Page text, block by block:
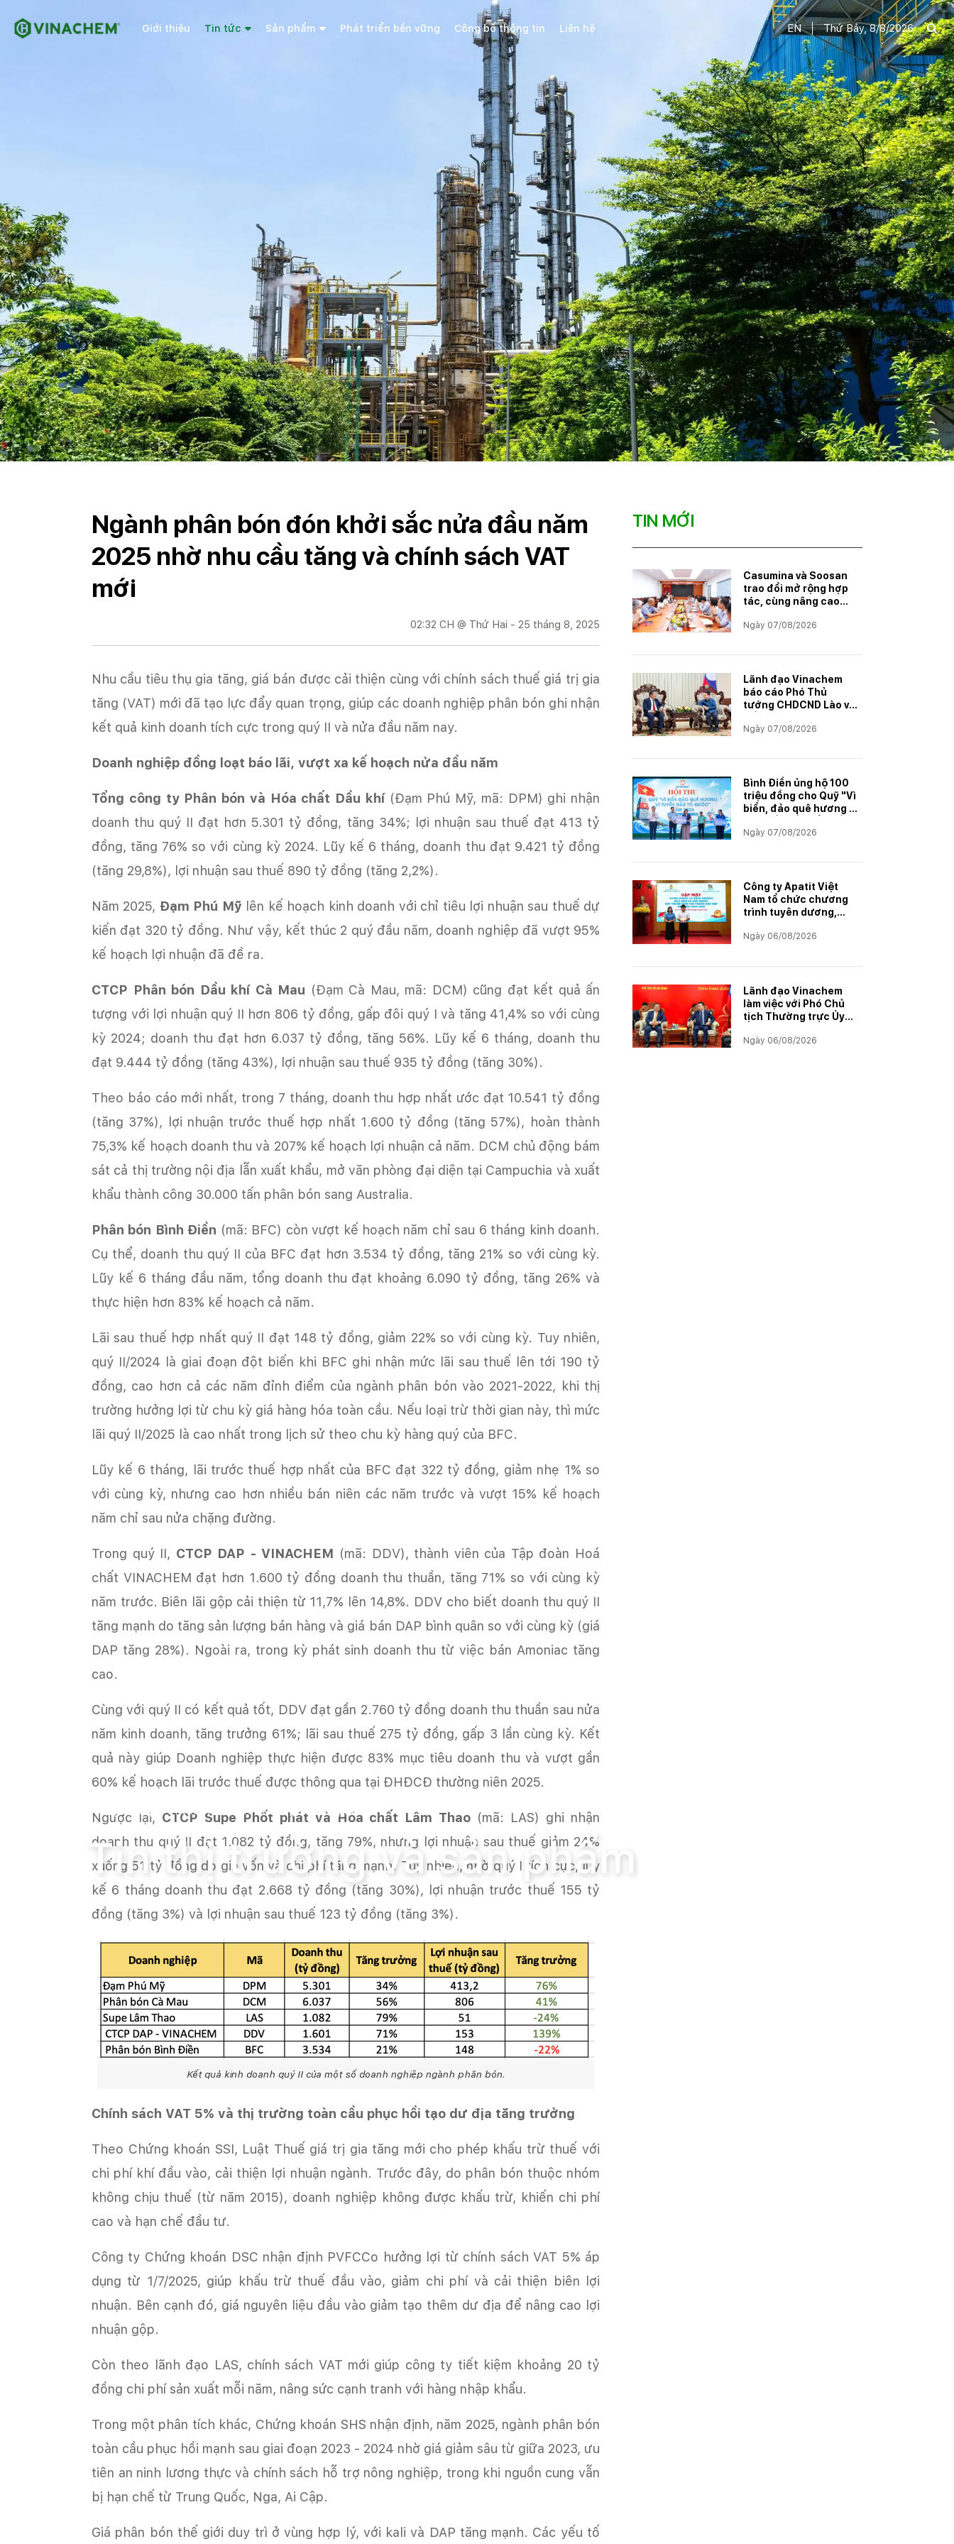
Giới thiệu Tin tức Sản phẩm Phát triển bền vững Công bố thông tin Liên hệ EN Thứ Bảy, 8/8/2026
Trang chủ Tin tức Tin thị trường và sản phẩm
Tin thị trường và sản phẩm
Ngành phân bón đón khởi sắc nửa đầu năm
2025 nhờ nhu cầu tăng và chính sách VAT
mới
02:32 CH @ Thứ Hai - 25 tháng 8, 2025
tăng (VAT) mới đã tạo lực đẩy quan trọng, giúp các doanh nghiệp phân bón ghi nhận
kết quả kinh doanh tích cực trong quý II và nửa đầu năm nay.
‏‏Doanh nghiệp đồng loạt báo lãi, vượt xa kế hoạch nửa đầu năm
‏Tổng công ty Phân bón và Hóa chất Dầu khí(Đạm Phú Mỹ, mã: DPM) ghi nhận
doanh thu quý II đạt hơn 5.301 tỷ đồng, tăng 34%; lợi nhuận sau thuế đạt 413 tỷ
đồng, tăng 76% so với cùng kỳ 2024. Lũy kế 6 tháng, doanh thu đạt 9.421 tỷ đồng
(tăng 29,8%), lợi nhuận sau thuế 890 tỷ đồng (tăng 2,2%).
‏Năm 2025, Đạm Phú Mỹ lên kế hoạch kinh doanh với chỉ tiêu lợi nhuận sau thuế dự
kiến đạt 320 tỷ đồng. Như vậy, kết thúc 2 quý đầu năm, doanh nghiệp đã vượt 95%
‏CTCP Phân bón Dầu khí Cà Mau (Đạm Cà Mau, mã: DCM) cũng đạt kết quả ấn
tượng với lợi nhuận quý II hơn 806 tỷ đồng, gấp đôi quý I và tăng 41,4% so với cùng
kỳ 2024; doanh thu đạt hơn 6.037 tỷ đồng, tăng 56%. Lũy kế 6 tháng, doanh thu
(tăng 37%), lợi nhuận trước thuế hợp nhất 1.600 tỷ đồng (tăng 57%), hoàn thành
75,3% kế hoạch doanh thu và 207% kế hoạch lợi nhuận cả năm. DCM chủ động bám
sát cả thị trường nội địa lẫn xuất khẩu, mở văn phòng đại diện tại Campuchia và‏‏ xuất
‏Phân bón Bình Điền (mã: BFC) còn vượt kế hoạch năm chỉ sau 6 tháng kinh doanh.
Cụ thể, doanh thu quý II của BFC đạt hơn 3.534 tỷ đồng, tăng 21% so với cùng kỳ.
Lũy kế 6 tháng đầu năm, tổng doanh thu đạt khoảng 6.090 tỷ đồng, tăng 26% và
quý II/2024 là giai đoạn đột biến khi BFC ghi nhận mức lãi sau thuế lên tới 190 tỷ
đồng, cao hơn cả các năm đỉnh điểm của ngành phân bón vào 2021-2022, khi thị
trường hưởng lợi từ chu kỳ giá hàng hóa toàn cầu. Nếu loại trừ thời gian này, thì mức
với cùng kỳ, nhưng cao hơn nhiều bán niên các năm trước và vượt 15% kế hoạch
‏Trong quý II, CTCP DAP - VINACHEM (mã: ‏‏DDV‏‏), thành viên của Tập đoàn Hoá
chất VINACHEM đạt hơn 1.600 tỷ đồng doanh thu thuần, tăng 71% so với cùng kỳ
năm trước. Biên lãi gộp cải thiện từ 11,7% lên 14,8%. DDV cho biết doanh thu quý II
tăng mạnh do tăng sản lượng bán hàng và giá bán DAP bình quân so với cùng kỳ (giá
DAP tăng 28%). Ngoài ra, trong kỳ phát sinh doanh thu từ việc bán Amoniac tăng
năm kinh doanh, tăng trưởng 61%; lãi sau thuế 275 tỷ đồng, gấp 3 lần cùng kỳ. Kết
quả này giúp Doanh nghiệp thực hiện được 83% mục tiêu doanh thu và vượt gần
‏Ngược lại, CTCP Supe Phốt phát và Hóa chất Lâm Thao (mã: LAS) ghi nhận
doanh thu quý II đạt 1.082 tỷ đồng, tăng 79%, nhưng lợi nhuận sau thuế giảm 24%
xuống 51 tỷ đồng do giá vốn và chi phí tăng mạnh. Tuy nhiên, nhờ quý I tích cực, lũy
kế 6 tháng doanh thu đạt 2.668 tỷ đồng (tăng 30%), lợi nhuận trước thuế 155 tỷ
đồng (tăng 3%) và lợi nhuận sau thuế 123 tỷ đồng (tăng 3%).
Kết quả kinh doanh quý II của một số doanh nghiệp ngành phân bón.
Chính sách VAT 5% và thị trường toàn cầu phục hồi tạo dư địa tăng trưởng
chi phí khí đầu vào, cải thiện lợi nhuận ngành. Trước đây, do phân bón thuộc nhóm
không chịu thuế (từ năm 2015), doanh nghiệp không được khấu trừ, khiến chi phí
dụng từ 1/7/2025, giúp khấu trừ thuế đầu vào, giảm chi phí và cải thiện biên lợi
nhuận. Bên cạnh đó, giá nguyên liệu đầu vào giảm tạo thêm dư địa để nâng cao lợi
đồng chi phí sản xuất mỗi năm, nâng sức cạnh tranh với hàng‏‏ nhập khẩu‏‏.‏
toàn cầu phục hồi mạnh sau giai đoạn 2023 - 2024 nhờ giá giảm sâu từ giữa 2023, ưu
tiên an ninh lương thực và chính sách hỗ trợ nông nghiệp, trong khi nguồn cung vẫn
TIN MỚI
Casumina và Soosan
trao đổi mở rộng hợp
tác, cùng nâng cao
Ngày 07/08/2026
Lãnh đạo Vinachem
báo cáo Phó Thủ
tướng CHDCND Lào về
thác và chế biến muối
Ngày 07/08/2026
Bình Điền ủng hộ 100
triệu đồng cho Quỹ "Vì
biển, đảo quê hương -
Ngày 07/08/2026
Công ty Apatit Việt
Nam tổ chức chương
trình tuyên dương,
CBCNVNLĐ có thành
năm học 2025–2026
Ngày 06/08/2026
Lãnh đạo Vinachem
làm việc với Phó Chủ
tịch Thường trực Ủy
Nam, thúc đẩy triển
Ngày 06/08/2026